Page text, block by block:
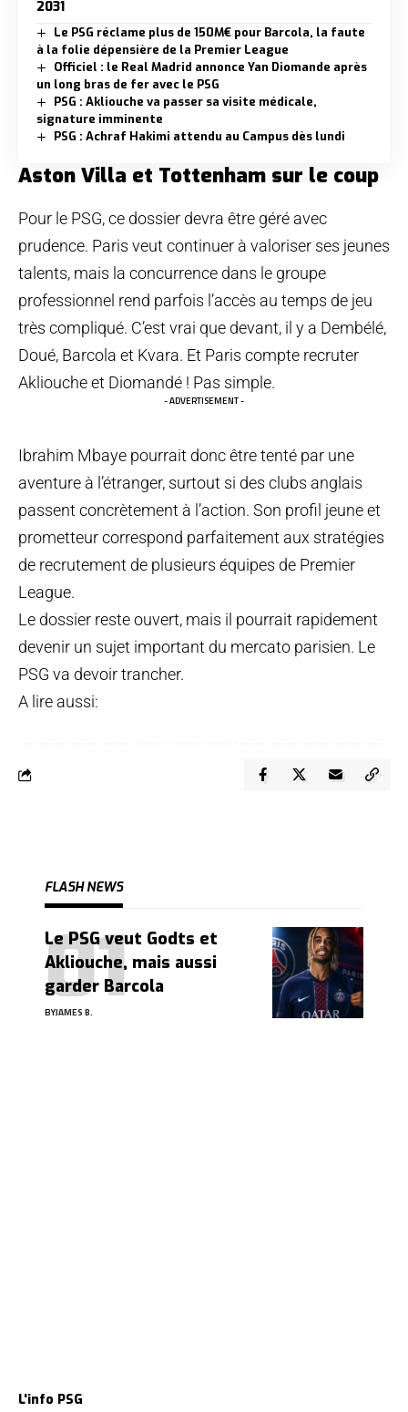
2031
Le PSG réclame plus de 150M€ pour Barcola, la faute
à la folie dépensière de la Premier League
Officiel : le Real Madrid annonce Yan Diomande après
un long bras de fer avec le PSG
PSG : Akliouche va passer sa visite médicale,
signature imminente
PSG : Achraf Hakimi attendu au Campus dès lundi
Aston Villa et Tottenham sur le coup
Pour le PSG, ce dossier devra être géré avec
prudence. Paris veut continuer à valoriser ses jeunes
talents, mais la concurrence dans le groupe
professionnel rend parfois l’accès au temps de jeu
très compliqué. C’est vrai que devant, il y a Dembélé,
Doué, Barcola et Kvara. Et Paris compte recruter
Akliouche et Diomandé ! Pas simple.
- ADVERTISEMENT -
Ibrahim Mbaye pourrait donc être tenté par une
aventure à l’étranger, surtout si des clubs anglais
passent concrètement à l’action. Son profil jeune et
prometteur correspond parfaitement aux stratégies
de recrutement de plusieurs équipes de Premier
League.
Le dossier reste ouvert, mais il pourrait rapidement
devenir un sujet important du mercato parisien. Le
PSG va devoir trancher.
A lire aussi:
FLASH NEWS
Le PSG veut Godts et
Akliouche, mais aussi
garder Barcola
BYJAMES B.
L'info PSG